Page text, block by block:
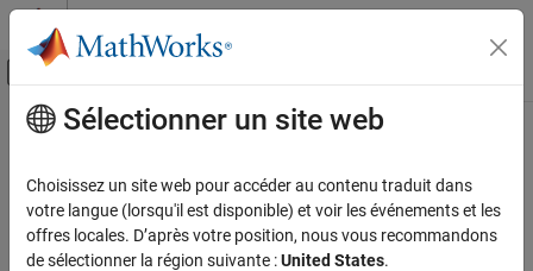
Passer au contenu
Activer/désactiver l'affichage du menu
Accueil de la documentation
Contenu principal
How useful was this information?
Sélectionner un site web
Choisissez un site web pour accéder au contenu traduit dans
votre langue (lorsqu'il est disponible) et voir les événements et les
offres locales. D’après votre position, nous vous recommandons
de sélectionner la région suivante :United States.